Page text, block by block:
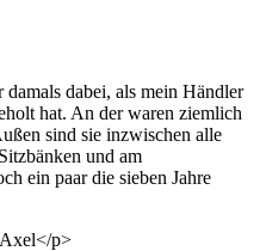
dabei, als mein Händler
hat. An der waren ziemlich
sind sie inzwischen alle
und am
ein paar die sieben Jahre
p>